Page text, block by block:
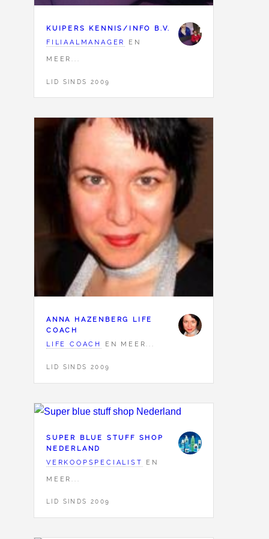
KUIPERS KENNIS/INFO B.V.
FILIAALMANAGER
EN
MEER...
LID SINDS 2009
ANNA HAZENBERG LIFE
COACH
LIFE COACH
EN MEER...
LID SINDS 2009
SUPER BLUE STUFF SHOP
NEDERLAND
VERKOOPSPECIALIST
EN
MEER...
LID SINDS 2009